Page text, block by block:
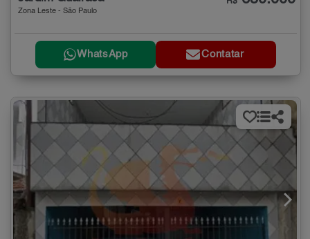
Zona Leste - São Paulo
R$
WhatsApp Contatar